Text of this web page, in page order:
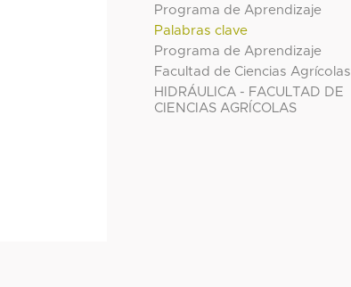
Programa de Aprendizaje
Palabras clave
Programa de Aprendizaje
Facultad de Ciencias Agrícolas
HIDRÁULICA - FACULTAD DE
CIENCIAS AGRÍCOLAS